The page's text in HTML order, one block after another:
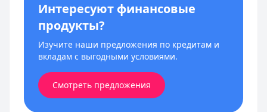
Интересуют финансовые
продукты?
Изучите наши предложения по кредитам и
вкладам с выгодными условиями.
Смотреть предложения